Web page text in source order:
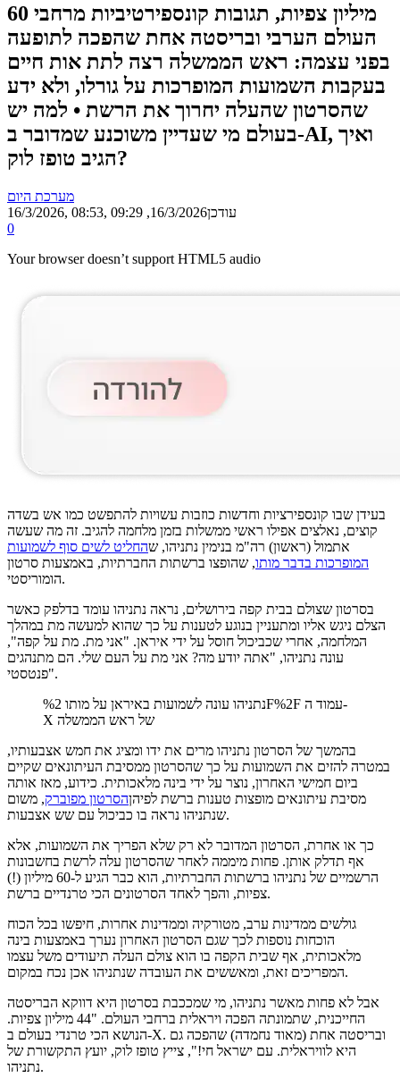
60 מיליון צפיות, תגובות קונספירטיביות מרחבי
העולם הערבי ובריסטה אחת שהפכה לתופעה
בפני עצמה: ראש הממשלה רצה לתת אות חיים
בעקבות השמועות המופרכות על גורלו, ולא ידע
שהסרטון שהעלה יחרוך את הרשת • למה יש
בעולם מי שעדיין משוכנע שמדובר ב-AI, ואיך
הגיב טופז לוק?
מערכת היום
16/3/2026, 08:53
, עודכן16/3/2026, 09:29
0
Your browser doesn’t support HTML5 audio
בעידן שבו קונספירציות וחדשות כוזבות עשויות להתפשט כמו אש בשדה
קוצים, נאלצים אפילו ראשי ממשלות בזמן מלחמה להגיב. זה מה שעשה
אתמול (ראשון) רה"מ בנימין נתניהו, שהחליט לשים סוף לשמועות
המופרכות בדבר מותו, שהופצו ברשתות החברתיות, באמצעות סרטון
הומוריסטי.
בסרטון שצולם בבית קפה בירושלים, נראה נתניהו עומד בדלפק כאשר
הצלם ניגש אליו ומתעניין בנוגע לטענות על כך שהוא למעשה מת במהלך
המלחמה, אחרי שכביכול חוסל על ידי איראן. "אני מת. מת על קפה",
עונה נתניהו, "אתה יודע מה? אני מת על העם שלי. הם מתנהגים
פנטסטי".
נתניהו עונה לשמועות באיראן על מותו %2F%2F עמוד ה-
X של ראש הממשלה
בהמשך של הסרטון נתניהו מרים את ידו ומציג את חמש אצבעותיו,
במטרה להזים את השמועות על כך שהסרטון ממסיבת העיתונאים שקיים
ביום חמישי האחרון, נוצר על ידי בינה מלאכותית. כידוע, מאז אותה
מסיבת עיתונאים מופצות טענות ברשת לפיהןהסרטון מפוברק, משום
שנתניהו נראה בו כביכול עם שש אצבעות.
כך או אחרת, הסרטון המדובר לא רק שלא הפריך את השמועות, אלא
אף תדלק אותן. פחות מיממה לאחר שהסרטון עלה לרשת בחשבונות
הרשמיים של נתניהו ברשתות החברתיות, הוא כבר הגיע ל-60 מיליון (!)
צפיות, והפך לאחד הסרטונים הכי טרנדיים ברשת.
גולשים ממדינות ערב, מטורקיה וממדינות אחרות, חיפשו בכל הכוח
הוכחות נוספות לכך שגם הסרטון האחרון נערך באמצעות בינה
מלאכותית, אף שבית הקפה בו הוא צולם העלה תיעודים משל עצמו
המפריכים זאת, ומאששים את העובדה שנתניהו אכן נכח במקום.
אבל לא פחות מאשר נתניהו, מי שמככבת בסרטון היא דווקא הבריסטה
החייכנית, שתמונתה הפכה ויראלית ברחבי העולם. "44 מיליון צפיות.
הנושא הכי טרנדי בעולם ב-X. ובריסטה אחת (מאוד נחמדה) שהפכה גם
היא לוויראלית. עם ישראל חי!", צייץ טופז לוק, יועץ התקשורת של
נתניהו.